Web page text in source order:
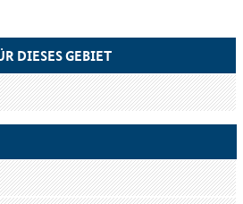
DIESES GEBIET